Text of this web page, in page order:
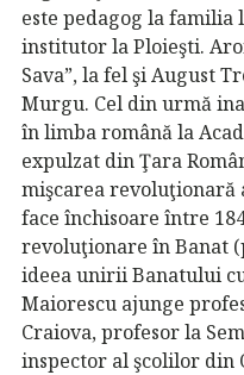
este pedagog la familia
institutor la Ploieşti.
Sava”, la fel şi August
Murgu. Cel din urmă
în limba română la
expulzat din Ţara
mişcarea revoluţionară
face închisoare între
revoluţionare în Banat
ideea unirii Banatului
Maiorescu ajunge
Craiova, profesor la
inspector al şcolilor din